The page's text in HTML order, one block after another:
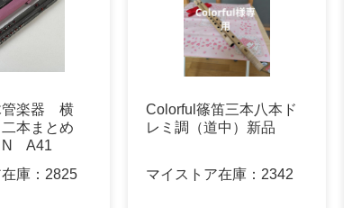
楽器 横
本まとめ
A41
庫： 2825
Colorful篠笛三本八本ド
レミ調（道中）新品
マイストア在庫： 2342